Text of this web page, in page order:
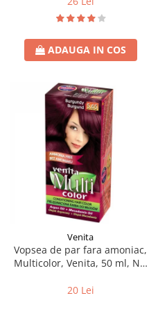
ADAUGA IN COS
Venita
Vopsea de par fara amoniac,
Multicolor, Venita, 50 ml, Nr.
20 Lei